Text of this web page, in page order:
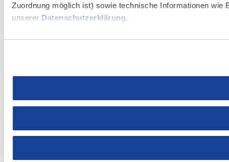
Zuordnung möglich ist) sowie technische Informationen wie
unserer Datenschutzerklärung.